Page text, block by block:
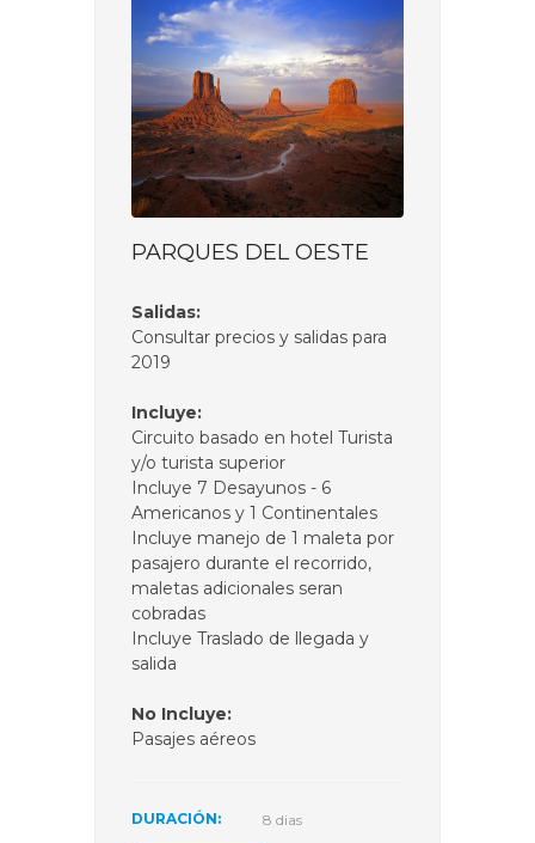
PARQUES DEL OESTE
Salidas:
Consultar precios y salidas para
2019
Incluye:
Circuito basado en hotel Turista
y/o turista superior
Incluye 7 Desayunos - 6
Americanos y 1 Continentales
Incluye manejo de 1 maleta por
pasajero durante el recorrido,
maletas adicionales seran
cobradas
Incluye Traslado de llegada y
salida
No Incluye:
Pasajes aéreos
DURACIÓN: 8 dias